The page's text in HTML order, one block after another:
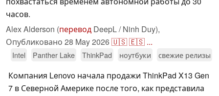
часов.
Alex Alderson (перевод DeepL / Ninh Duy),
Опубликовано 28 May 2026🇺🇸🇪🇸 ...
Intel Panther Lake ThinkPad ноутбуки свежие релизы
Компания Lenovo начала продажи ThinkPad X13 Gen
7 в Северной Америке после того, как представила